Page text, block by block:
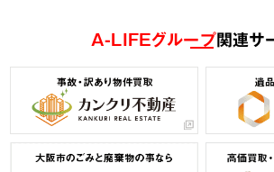
A-LIFEグループ関連サ